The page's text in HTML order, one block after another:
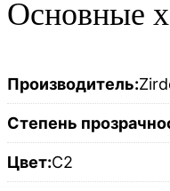
Основные
Производитель:
Степень
Цвет:C2